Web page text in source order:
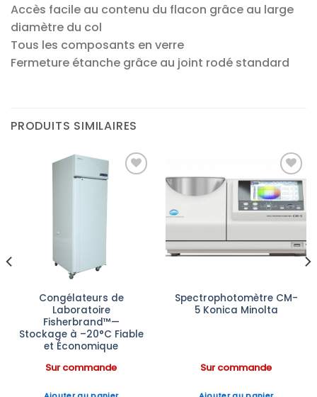
Accès facile au contenu du flacon grâce au large
diamètre du col
Tous les composants en verre
Fermeture étanche grâce au joint rodé standard
PRODUITS SIMILAIRES
Congélateurs de
Laboratoire
Fisherbrand™—
Stockage à –20°C Fiable
et Économique
Sur commande
Ajouter
à la liste
Spectrophotomètre CM-
5 Konica Minolta
Sur commande